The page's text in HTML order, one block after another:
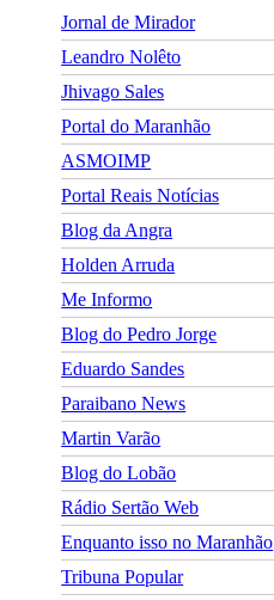
Jornal de Mirador
Leandro Nolêto
Jhivago Sales
Portal do Maranhão
ASMOIMP
Portal Reais Notí­cias
Blog da Angra
Holden Arruda
Me Informo
Blog do Pedro Jorge
Eduardo Sandes
Paraibano News
Martin Varão
Blog do Lobão
Rádio Sertão Web
Enquanto isso no Maranhão
Tribuna Popular